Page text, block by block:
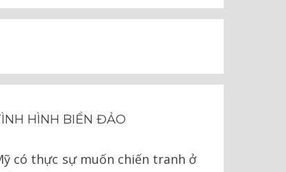
HÌNH BIỂN ĐẢO
có thực sự muốn chiến tranh ở